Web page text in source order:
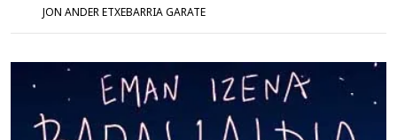
JON ANDER ETXEBARRIA GARATE